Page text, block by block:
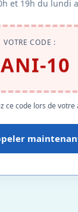
et 19h du lundi
VOTRE CODE :
10
ce code lors de votre